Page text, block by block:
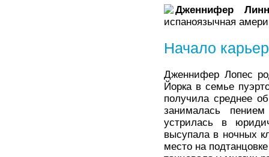
Дженнифер
испаноязычная
Начало
Дженнифер Лопес
Йорка в семье
получила среднее
занималась
устрилась в
высупала в ночных
место на